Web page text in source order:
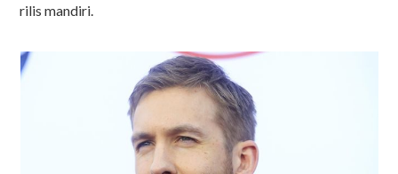
rilis mandiri.